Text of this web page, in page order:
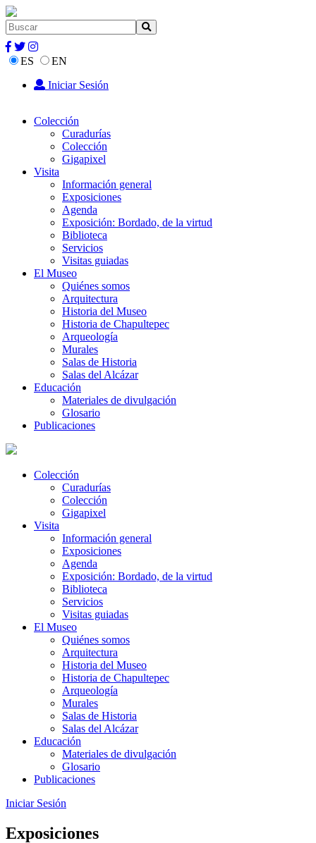
ES
EN
Iniciar Sesión
Colección
Curadurías
Colección
Gigapixel
Visita
Información general
Exposiciones
Agenda
Exposición: Bordado, de la virtud
Biblioteca
Servicios
Visitas guiadas
El Museo
Quiénes somos
Arquitectura
Historia del Museo
Historia de Chapultepec
Arqueología
Murales
Salas de Historia
Salas del Alcázar
Educación
Materiales de divulgación
Glosario
Publicaciones
Colección
Curadurías
Colección
Gigapixel
Visita
Información general
Exposiciones
Agenda
Exposición: Bordado, de la virtud
Biblioteca
Servicios
Visitas guiadas
El Museo
Quiénes somos
Arquitectura
Historia del Museo
Historia de Chapultepec
Arqueología
Murales
Salas de Historia
Salas del Alcázar
Educación
Materiales de divulgación
Glosario
Publicaciones
Iniciar Sesión
Exposiciones